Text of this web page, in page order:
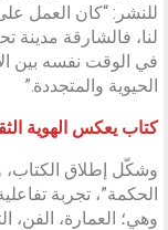
للنشر: “كان العمل
لنا، فالشارقة مدينة
في الوقت نفسه بين
الحيوية والمتجددة.”
كتاب يعكس الهوية
وشكّل إطلاق
الحكمة”، تجربة
وهي؛ العمارة، الفن،